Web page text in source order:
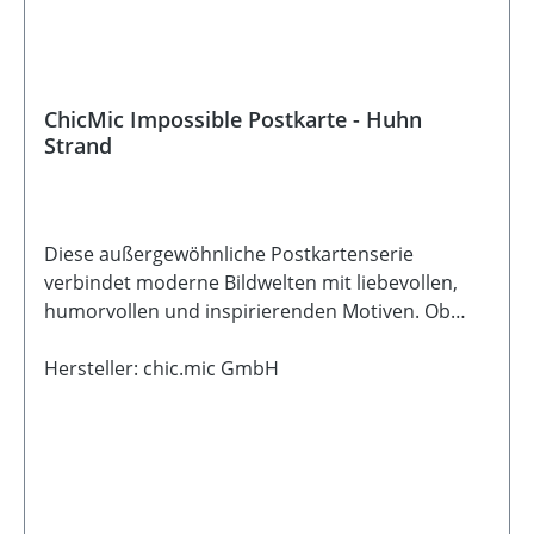
ChicMic Impossible Postkarte - Huhn
Strand
Diese außergewöhnliche Postkartenserie
verbindet moderne Bildwelten mit liebevollen,
humorvollen und inspirierenden Motiven. Ob
- jede Karte erzählt ihre ganz eigene kleine
Hersteller: chic.mic GmbH